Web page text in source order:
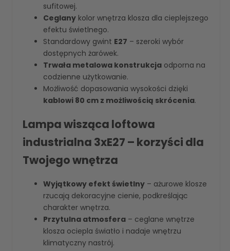
sufitowej.
Ceglany kolor wnętrza klosza dla cieplejszego
efektu świetlnego.
Standardowy gwint E27 – szeroki wybór
dostępnych żarówek.
Trwała metalowa konstrukcja odporna na
codzienne użytkowanie.
Możliwość dopasowania wysokości dzięki
kablowi 80 cm z możliwością skrócenia.
Lampa wisząca loftowa
industrialna 3xE27 – korzyści dla
Twojego wnętrza
Wyjątkowy efekt świetlny – ażurowe klosze
rzucają dekoracyjne cienie, podkreślając
charakter wnętrza.
Przytulna atmosfera – ceglane wnętrze
klosza ociepla światło i nadaje wnętrzu
klimatyczny nastrój.